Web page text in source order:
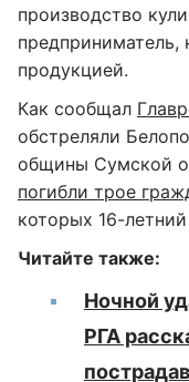
производство
предприниматель,
продукцией.
Как сообщал
обстреляли
общины Сумской
погибли трое
которых 16-
Читайте также:
Ночной
РГА